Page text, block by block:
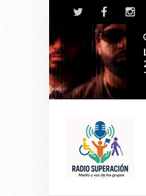
Jul 14 2026
Los Hitmen Celebran
20 Años De
Trayectoria Con “S...